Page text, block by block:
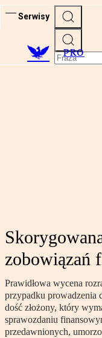
Serwisy
PRO
zobowiązań
Prawidłowa wycena
przypadku prowadzenia
dość złożony, który
sprawozdaniu
przedawnionych,